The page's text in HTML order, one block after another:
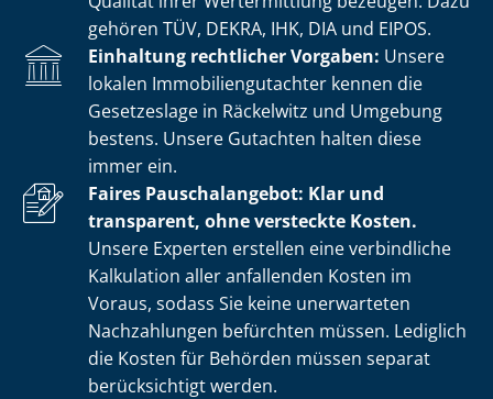
gehören TÜV, DEKRA, IHK, DIA und EIPOS.
Einhaltung rechtlicher Vorgaben: Unsere
lokalen Im­mo­bi­li­en­gut­ach­ter kennen die
Gesetzeslage in Räckelwitz und Umgebung
bestens. Unsere Gutachten halten diese
immer ein.
Faires Pauschalangebot: Klar und
transparent, ohne versteckte Kosten.
Unsere Experten erstellen eine verbindliche
Kalkulation aller anfallenden Kosten im
Voraus, sodass Sie keine unerwarteten
Nachzahlungen befürchten müssen. Lediglich
die Kosten für Behörden müssen separat
berücksichtigt werden.